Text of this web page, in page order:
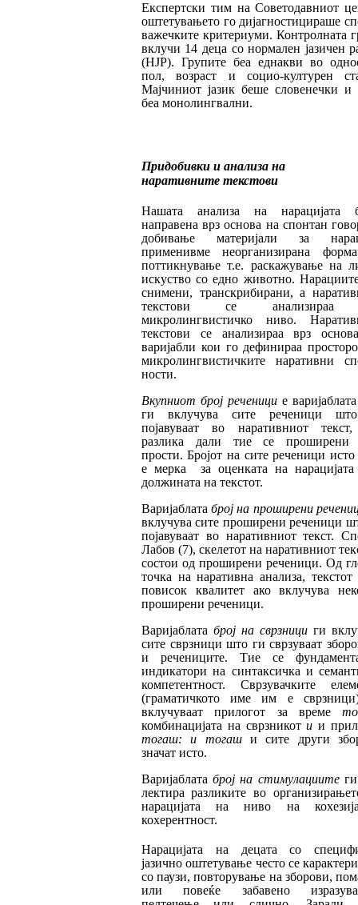
Експертски тим на Советодавниот
оштетувањето го дијагностицираше
важечките критериуми. Контролната
вклучи 14 деца со нормален јазичен
(НЈР). Групите беа еднакви во
пол, возраст и социо-културен
Мајчиниот јазик беше словенечки и
беа монолингвални.
Придобивки и анализа на
наративните текстови
Нашата анализа на нарацијата
направена врз основа на спонтан
добивање материјали за
применивме неорганизирана фор
поттикнување т.е. раскажување на
искуство со едно животно.
снимени, транскрибирани, а
текстови се анализираа
микролингвистичко ниво.
текстови се анализираа врз ос
варијабли кои го дефинираа просто
микролингвистичките наративни
ности.
Вкупниот број реченицие варијаблата
ги вклучува сите реченици
појавуваат во наративниот
разлика дали тие се проширени
прости. Бројот на сите реченици исто
е мерка за оценката на
должината на текстот.
Варијаблатаброј на проширени
вклучува сите проширени реченици
појавуваат во наративниот текст.
Лабов (7), скелетот на наративниот
состои од проширени реченици. Од
точка на наративна анализа,
повисок квалитет ако вклучува
проширени реченици.
Варијаблата број на сврзници ги
сите сврзници што ги сврзуваат
и речениците. Тие се
индикатори на син­­таксичка и
компетентност. Сврзу­вачките
(граматичкото име им е
вклучуваат прилогот за времето
комбинацијата на сврзникоти и
тогаш: и тогаш и сите други
значат исто.
Варијаблатаброј на стимулациитеги
лектира разликите во
нарацијата на ниво на
кохерентност.
Нарацијата на децата со
јазично ош­тетување често се
со паузи, пов­торување на зборови,
или повеќе забавено изра